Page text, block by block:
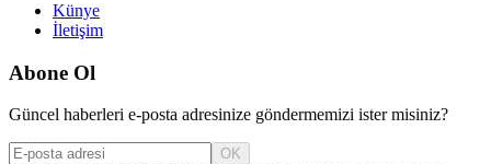
Künye
İletişim
Abone Ol
Güncel haberleri e-posta adresinize göndermemizi ister misiniz?
OK